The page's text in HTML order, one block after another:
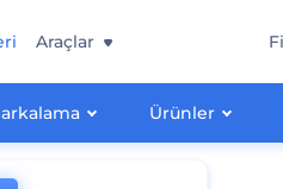
Ürünler
Araçlar